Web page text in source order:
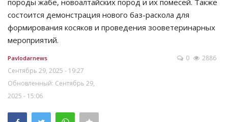
породы жабе, новоалтайских пород и их помесей. Также
состоится демонстрация нового баз-раскола для
формирования косяков и проведения зооветеринарных
мероприятий.
Pavlodarnews
Сентябрь 29, 2025 - 19:27
Обновленный: Сентябрь 29,
2025 - 15:06
0 2886